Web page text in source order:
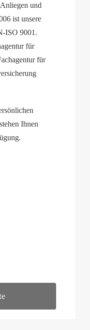
und
ist unsere
ISO 9001.
für
für
Ihnen